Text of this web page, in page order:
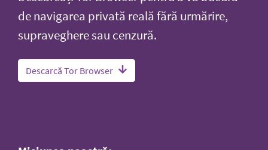
de navigarea privată reală fără urmărire,
supraveghere sau cenzură.
Descarcă Tor Browser